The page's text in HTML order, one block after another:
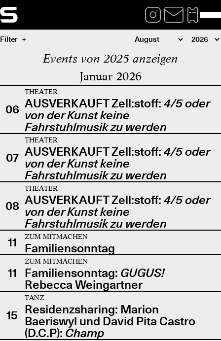
Filter
Events von 2025 anzeigen
Januar 2026
06
THEATER
AUSVERKAUFT Zell:stoff: 4/5 oder
von der Kunst keine
Fahrstuhlmusik zu werden
07
THEATER
AUSVERKAUFT Zell:stoff: 4/5 oder
von der Kunst keine
Fahrstuhlmusik zu werden
08
THEATER
AUSVERKAUFT Zell:stoff: 4/5 oder
von der Kunst keine
Fahrstuhlmusik zu werden
11
ZUM MITMACHEN
Familiensonntag
11
ZUM MITMACHEN
Familiensonntag: GUGUS!
Rebecca Weingartner
15
TANZ
Residenzsharing: Marion
Baeriswyl und David Pita Castro
(D.C.P): Champ